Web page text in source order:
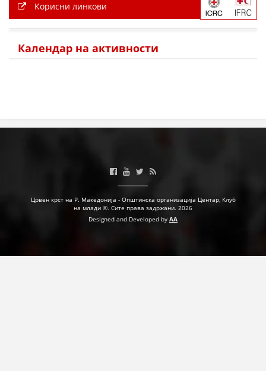
Корисни линкови
Календар на активности
Црвен крст на Р. Македонија - Општинска организација Центар, Клуб
на млади ©. Сите права задржани. 2026
Designed and Developed by AA